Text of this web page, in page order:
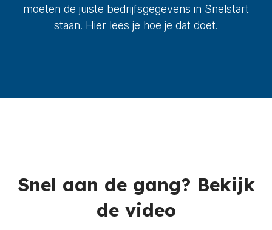
moeten de juiste bedrijfsgegevens in Snelstart
staan. Hier lees je hoe je dat doet.
Snel aan de gang? Bekijk
de video